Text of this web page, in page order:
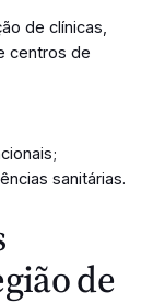
de clínicas,
centros de
sanitárias.
de